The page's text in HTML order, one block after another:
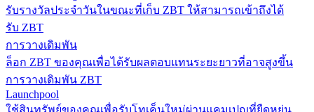
รับรางวัลประจำวันในขณะที่เก็บ ZBT ให้สามารถเข้าถึงได้
รับ ZBT
การวางเดิมพัน
ล็อก ZBT ของคุณเพื่อได้รับผลตอบแทนระยะยาวที่อาจสูงขึ้น
การวางเดิมพัน ZBT
Launchpool
ใช้สินทรัพย์ของคุณเพื่อรับโทเค็นใหม่ผ่านแคมเปญที่ยืดหยุ่น